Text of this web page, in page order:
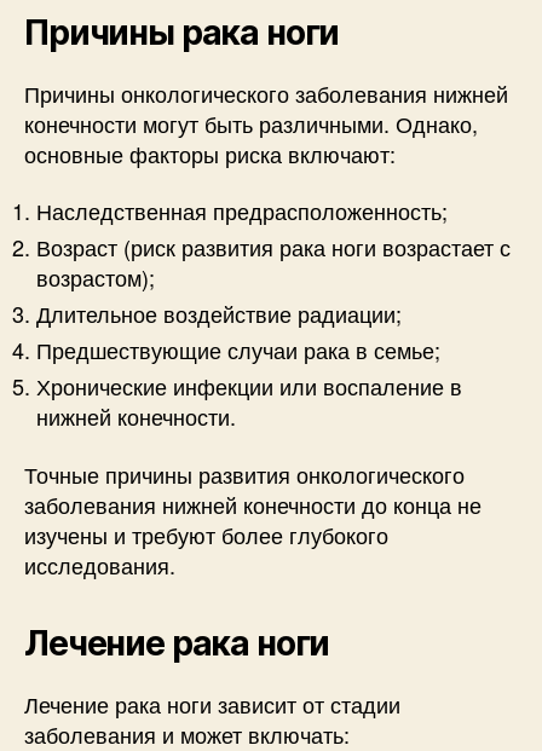
Причины рака ноги
Причины онкологического заболевания нижней
конечности могут быть различными. Однако,
основные факторы риска включают:
Наследственная предрасположенность;
Возраст (риск развития рака ноги возрастает с
возрастом);
Длительное воздействие радиации;
Предшествующие случаи рака в семье;
Хронические инфекции или воспаление в
нижней конечности.
Точные причины развития онкологического
заболевания нижней конечности до конца не
изучены и требуют более глубокого
исследования.
Лечение рака ноги
Лечение рака ноги зависит от стадии
заболевания и может включать: